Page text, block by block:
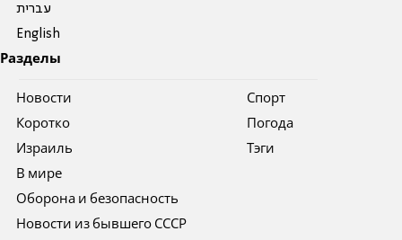
עברית
English
Разделы
Новости
Коротко
Израиль
В мире
Оборона и безопасность
Новости из бывшего СССР
Спорт
Погода
Тэги